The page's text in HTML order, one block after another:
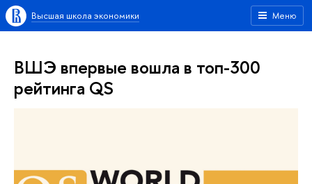
Меню
Высшая школа экономики
ВШЭ впервые вошла в топ-300
рейтинга QS